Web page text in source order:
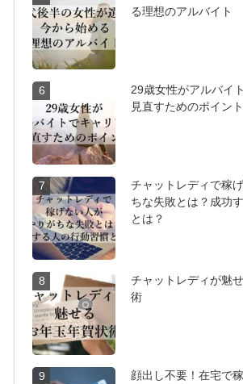
る理想のアルバイト
6
29歳女性がアルバイ
見直すためのポイント
7
チャットレディで稼
ちな失敗とは？成功
とは？
8
チャットレディが魅
術
9
顔出し不要！在宅で